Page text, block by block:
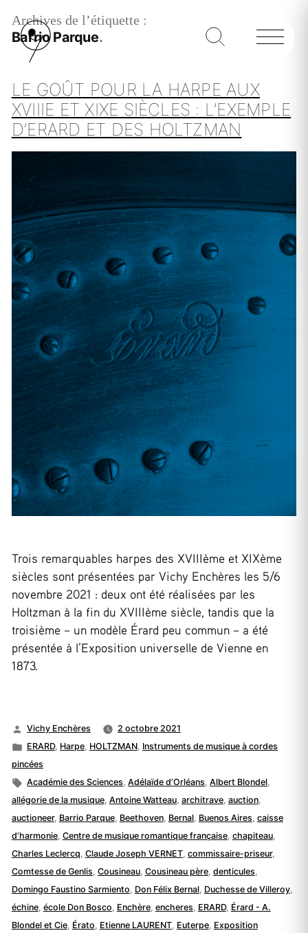
Archives de l’étiquette :
Barrio Parque
LE GOÛT POUR LA HARPE AUX
XVIIIE ET XIXE SIÈCLES : L’EXEMPLE
D’ERARD ET DES HOLTZMAN
Trois remarquables harpes des XVIIIème et XIXème
siècles sont présentées par Vichy Enchères les 5/6
novembre 2021 : deux ont été réalisées par les
Holtzman à la fin du XVIIIème siècle, tandis que la
troisième – un modèle Érard peu commun – a été
présentée à l’Exposition universelle de Vienne en
1873.
Publié
par
Vichy Enchères
2 octobre 2021
Publié
dans
ERARD, Harpe, HOLTZMAN, Instruments de musique à cordes
pincées
Étiquettes :
Académie des Sciences,Adélaïde d’Orléans,Albert Blondel,
allégorie de la musique, Antoine Watteau, architrave, auction,
auctioneer, Barrio Parque, Beethoven, Bernal, Buenos Aires, caisse
d’harmonie, Centre de musique romantique française, chapiteau,
Charles Leclercq, Claude Joseph VERNET, commissaire-priseur,
Comtesse de Genlis, Cousineau, Cousineau père, denticules,
Domingo Faustino Sarmiento, Don Félix Bernal, Duchesse de Villeroy,
échine, école Don Bosco, Enchère, encheres, ERARD, Érard - A.
Blondel et Cie, Érato, Etienne LAURENT, Euterpe, Exposition